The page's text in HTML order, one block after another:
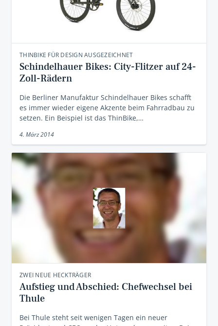
THINBIKE FÜR DESIGN AUSGEZEICHNET
Schindelhauer Bikes: City-Flitzer auf 24-
Zoll-Rädern
Die Berliner Manufaktur Schindelhauer Bikes schafft
es immer wieder eigene Akzente beim Fahrradbau zu
setzen. Ein Beispiel ist das ThinBike,…
4. März 2014
ZWEI NEUE HECKTRÄGER
Aufstieg und Abschied: Chefwechsel bei
Thule
Bei Thule steht seit wenigen Tagen ein neuer